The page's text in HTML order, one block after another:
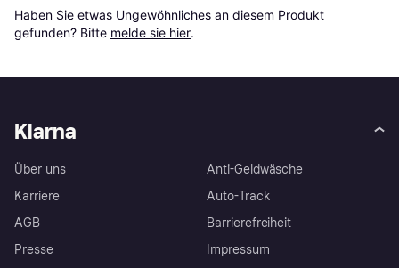
Haben Sie etwas Ungewöhnliches an diesem Produkt
gefunden? Bitte melde sie hier.
Klarna
Über uns
Karriere
AGB
Presse
Anti-Geldwäsche
Auto-Track
Barrierefreiheit
Impressum